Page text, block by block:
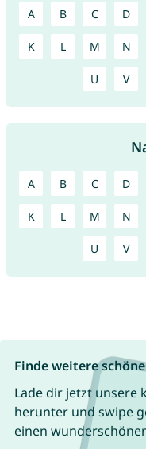
A B C D
K L M N
U V
A B C D
K L M N
U V
Finde weitere
Lade dir jetzt unsere
herunter und swipe
einen